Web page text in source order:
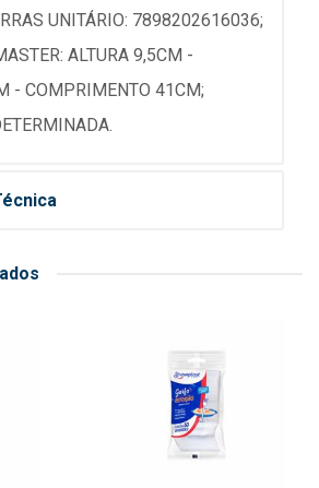
UNITÁRIO: 7898202616036;
ALTURA 9,5CM -
- COMPRIMENTO 41CM;